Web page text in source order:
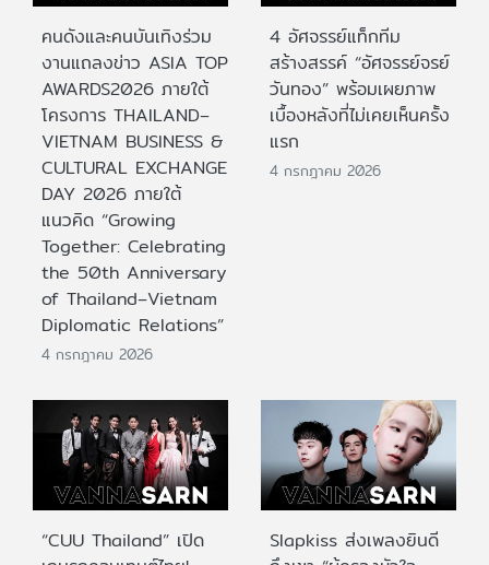
คนดังและคนบันเทิงร่วม
งานแถลงข่าว ASIA TOP
AWARDS2026 ภายใต้
โครงการ THAILAND–
VIETNAM BUSINESS &
CULTURAL EXCHANGE
DAY 2026 ภายใต้
แนวคิด “Growing
Together: Celebrating
the 50th Anniversary
of Thailand–Vietnam
Diplomatic Relations”
4 กรกฎาคม 2026
4 อัศจรรย์แท็กทีม
สร้างสรรค์ “อัศจรรย์จรย์
วันทอง” พร้อมเผยภาพ
เบื้องหลังที่ไม่เคยเห็นครั้ง
แรก
4 กรกฎาคม 2026
“CUU Thailand” เปิด
Slapkiss ส่งเพลงยินดี